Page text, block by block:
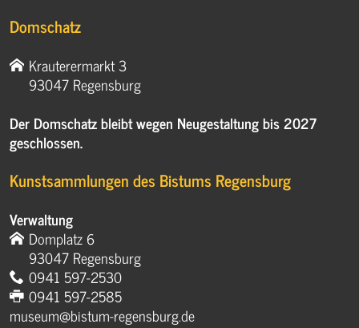
Domschatz
Krauterermarkt 3
93047 Regensburg
Der Domschatz bleibt wegen Neugestaltung bis 2027
geschlossen.
Kunstsammlungen des Bistums Regensburg
Verwaltung
Domplatz 6
93047 Regensburg
0941 597-2530
0941 597-2585
museum@bistum-regensburg.de